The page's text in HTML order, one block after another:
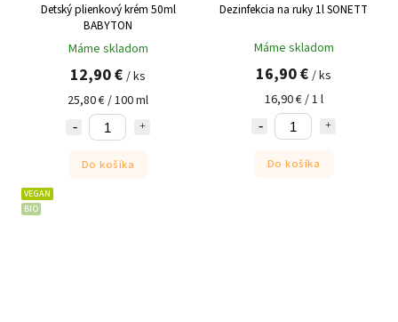
Detský plienkový krém 50ml
BABYTON
Máme skladom
12,90 € / ks
25,80 € / 100 ml
Do košíka
Dezinfekcia na ruky 1l SONETT
Máme skladom
16,90 € / ks
16,90 € / 1 l
Do košíka
VEGAN
BIO